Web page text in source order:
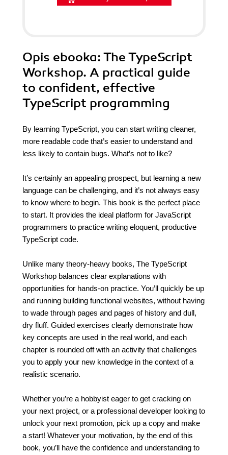
Opis ebooka: The TypeScript
Workshop. A practical guide
to confident, effective
TypeScript programming
By learning TypeScript, you can start writing cleaner,
more readable code that’s easier to understand and
less likely to contain bugs. What’s not to like?
It’s certainly an appealing prospect, but learning a new
language can be challenging, and it’s not always easy
to know where to begin. This book is the perfect place
to start. It provides the ideal platform for JavaScript
programmers to practice writing eloquent, productive
TypeScript code.
Unlike many theory-heavy books, The TypeScript
Workshop balances clear explanations with
opportunities for hands-on practice. You’ll quickly be up
and running building functional websites, without having
to wade through pages and pages of history and dull,
dry fluff. Guided exercises clearly demonstrate how
key concepts are used in the real world, and each
chapter is rounded off with an activity that challenges
you to apply your new knowledge in the context of a
realistic scenario.
Whether you’re a hobbyist eager to get cracking on
your next project, or a professional developer looking to
unlock your next promotion, pick up a copy and make
a start! Whatever your motivation, by the end of this
book, you’ll have the confidence and understanding to